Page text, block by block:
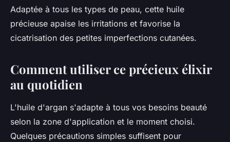
Adaptée à tous les types de peau, cette huile
précieuse apaise les irritations et favorise la
cicatrisation des petites imperfections cutanées.
Comment utiliser ce précieux élixir
au quotidien
L'huile d'argan s'adapte à tous vos besoins beauté
selon la zone d'application et le moment choisi.
Quelques précautions simples suffisent pour